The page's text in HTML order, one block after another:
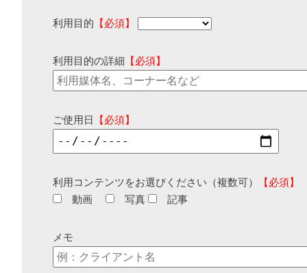
利用目的 【必須】
利用目的の詳細 【必須】
ご使用日 【必須】
利用コンテンツをお選びください（複数可）
【必須】
動画
写真 記事
メモ